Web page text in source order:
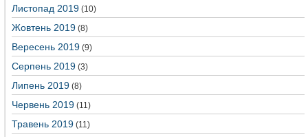
Листопад 2019 (10)
Жовтень 2019 (8)
Вересень 2019 (9)
Серпень 2019 (3)
Липень 2019 (8)
Червень 2019 (11)
Травень 2019 (11)